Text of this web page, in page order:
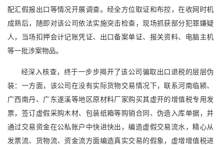
配汇假报出口等情况开展调查。经全方位取证和布控，在收网时机
成熟后，随即对该公司依法实施突击检查，现场抓获部分犯罪嫌疑
人，当场扣押会计记账凭证、出口备案单证、报关资料、电脑主机
等一批涉案物品。
经深入核查，终于一步步揭开了该公司骗取出口退税的层层伪
装：一方面，该公司在没有实际货物交易情况下，联系河南临颍、
广西南丹、广东遂溪等地区原材料厂家购买其虚开的增值税专用发
票，签订虚假采购木材、包装纸箱等购销合同、伪造入库单据，并
通过交易资金在公私账户中快进快出，编造虚假交易流水，精心从
发票流、货物流、资金流方面编造真实交易的假象，虚增增值税进